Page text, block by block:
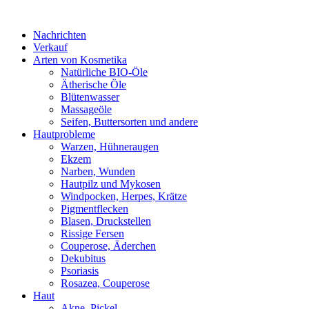
Nachrichten
Verkauf
Arten von Kosmetika
Natürliche BIO-Öle
Ätherische Öle
Blütenwasser
Massageöle
Seifen, Buttersorten und andere
Hautprobleme
Warzen, Hühneraugen
Ekzem
Narben, Wunden
Hautpilz und Mykosen
Windpocken, Herpes, Krätze
Pigmentflecken
Blasen, Druckstellen
Rissige Fersen
Couperose, Äderchen
Dekubitus
Psoriasis
Rosazea, Couperose
Haut